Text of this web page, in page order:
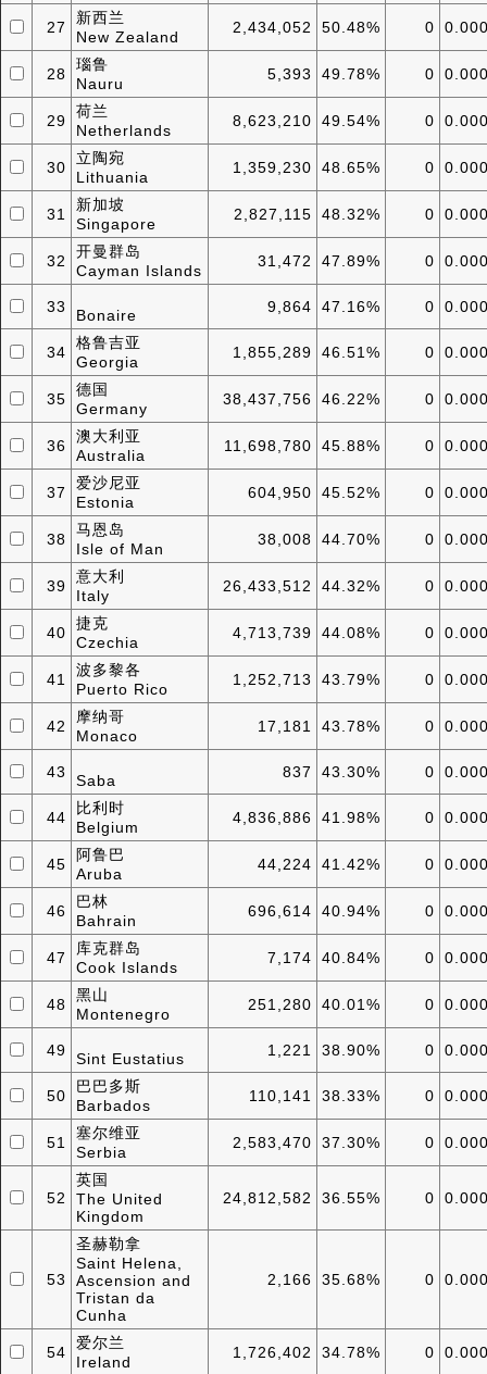
27
新西兰
New Zealand
2,434,052 50.48% 0
28
瑙鲁
Nauru
5,393 49.78% 0
29
荷兰
Netherlands
8,623,210 49.54% 0
30
立陶宛
Lithuania
1,359,230 48.65% 0
31
新加坡
Singapore
2,827,115 48.32% 0
32
开曼群岛
Cayman Islands
31,472 47.89% 0
33 Bonaire 9,864 47.16% 0
34
格鲁吉亚
Georgia
1,855,289 46.51% 0
35
德国
Germany
38,437,756 46.22% 0
36
澳大利亚
Australia
11,698,780 45.88% 0
37
爱沙尼亚
Estonia
604,950 45.52% 0
38
马恩岛
Isle of Man
38,008 44.70% 0
39
意大利
Italy
26,433,512 44.32% 0
40
捷克
Czechia
4,713,739 44.08% 0
41
波多黎各
Puerto Rico
1,252,713 43.79% 0
42
摩纳哥
Monaco
17,181 43.78% 0
43 Saba 837 43.30% 0
44
比利时
Belgium
4,836,886 41.98% 0
45
阿鲁巴
Aruba
44,224 41.42% 0
46
巴林
Bahrain
696,614 40.94% 0
47
库克群岛
Cook Islands
7,174 40.84% 0
48
黑山
Montenegro
251,280 40.01% 0
49 Sint Eustatius 1,221 38.90% 0
50
巴巴多斯
Barbados
110,141 38.33% 0
51
塞尔维亚
Serbia
2,583,470 37.30% 0
52
英国
The United
Kingdom
24,812,582 36.55% 0
53
圣赫勒拿
Saint Helena,
Ascension and
Tristan da
Cunha
2,166 35.68% 0
54
爱尔兰
Ireland
1,726,402 34.78% 0